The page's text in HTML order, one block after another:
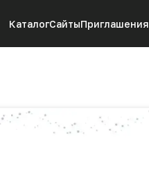
КаталогСайтыПриглашения